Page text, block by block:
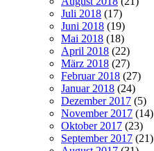
Juli 2018 (17)
Juni 2018 (19)
Mai 2018 (18)
April 2018 (22)
März 2018 (27)
Februar 2018 (27)
Januar 2018 (24)
Dezember 2017 (5)
November 2017 (14)
Oktober 2017 (23)
September 2017 (21)